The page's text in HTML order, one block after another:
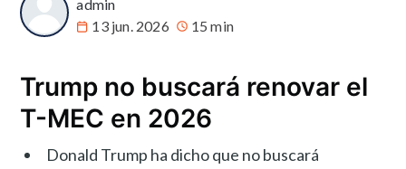
admin
13 jun. 2026
15 min
Trump no buscará renovar el
T-MEC en 2026
Donald Trump ha dicho que no buscará